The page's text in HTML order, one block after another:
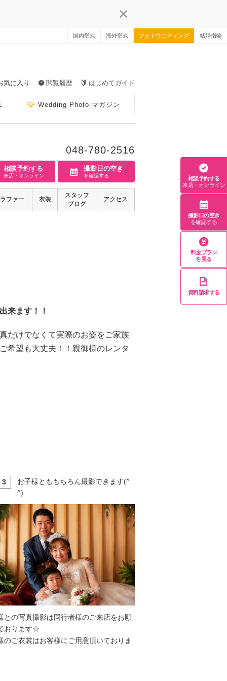
国内挙式 海外挙式 フォトウエディング 結婚指輪
気に入り 閲覧履歴 はじめてガイド
Wedding Photo マガジン
048-780-2516
相談予約する
来店・オンライン
撮影日の空き
を確認する
ファー 衣装
スタッフ
ブログ
アクセス
来ます！！
だけでなくて実際のお姿をご家族
希望も大丈夫！！親御様のレンタ
3
お子様とももちろん撮影できます(^
^)
との写真撮影は同行者様のご来店をお願
おります☆
のご衣裳はお客様にご用意頂いておりま
相談予約する
来店・オンライン
撮影日の空き
を確認する
料金プラン
を見る
資料請求する